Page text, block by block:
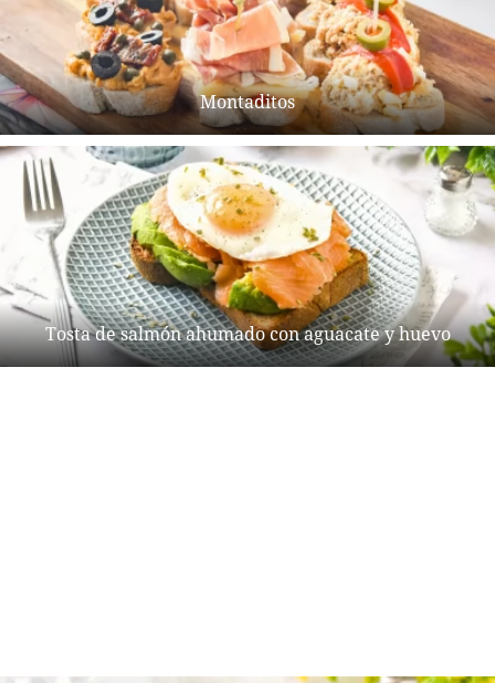
Montaditos
Tosta de salmón ahumado con aguacate y huevo